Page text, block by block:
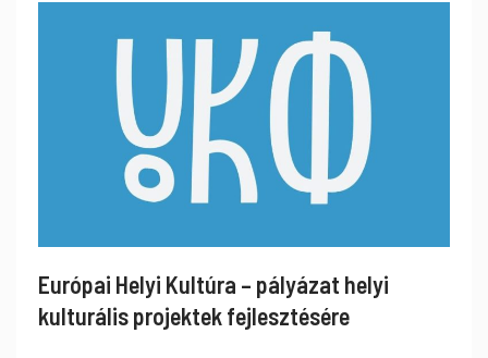
Európai Helyi Kultúra – pályázat helyi
kulturális projektek fejlesztésére